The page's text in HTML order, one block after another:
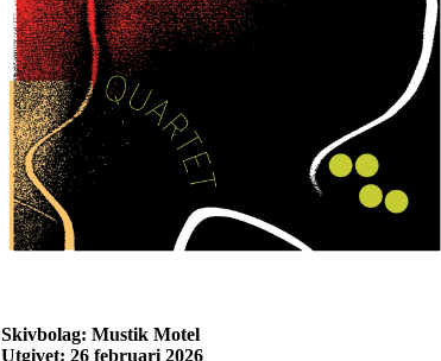
Skivbolag: Mustik Motel
Utgivet: 26 februari 2026